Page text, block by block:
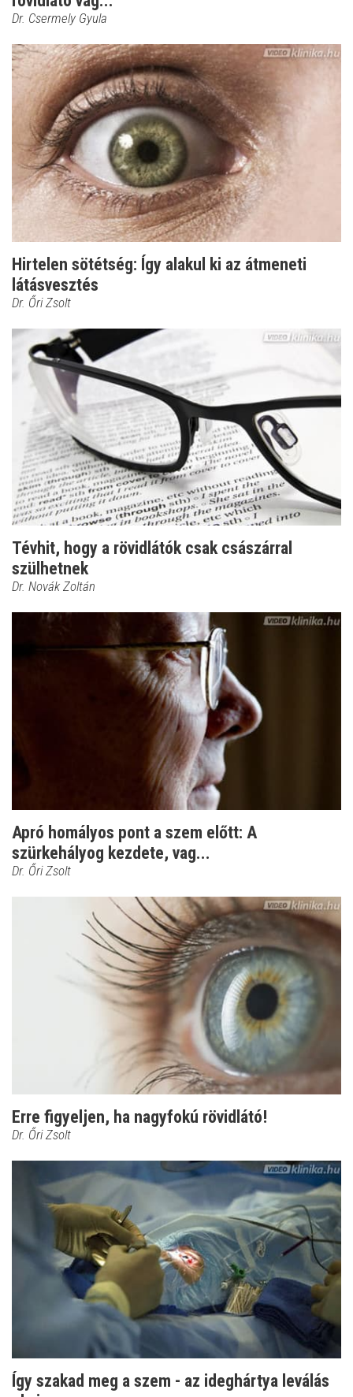
Dr. Csermely Gyula
Hirtelen sötétség: Így alakul ki az átmeneti
látásvesztés
Dr. Őri Zsolt
Tévhit, hogy a rövidlátók csak császárral
szülhetnek
Dr. Novák Zoltán
Apró homályos pont a szem előtt: A
szürkehályog kezdete, vag...
Dr. Őri Zsolt
Erre figyeljen, ha nagyfokú rövidlátó!
Dr. Őri Zsolt
Így szakad meg a szem - az ideghártya leválás